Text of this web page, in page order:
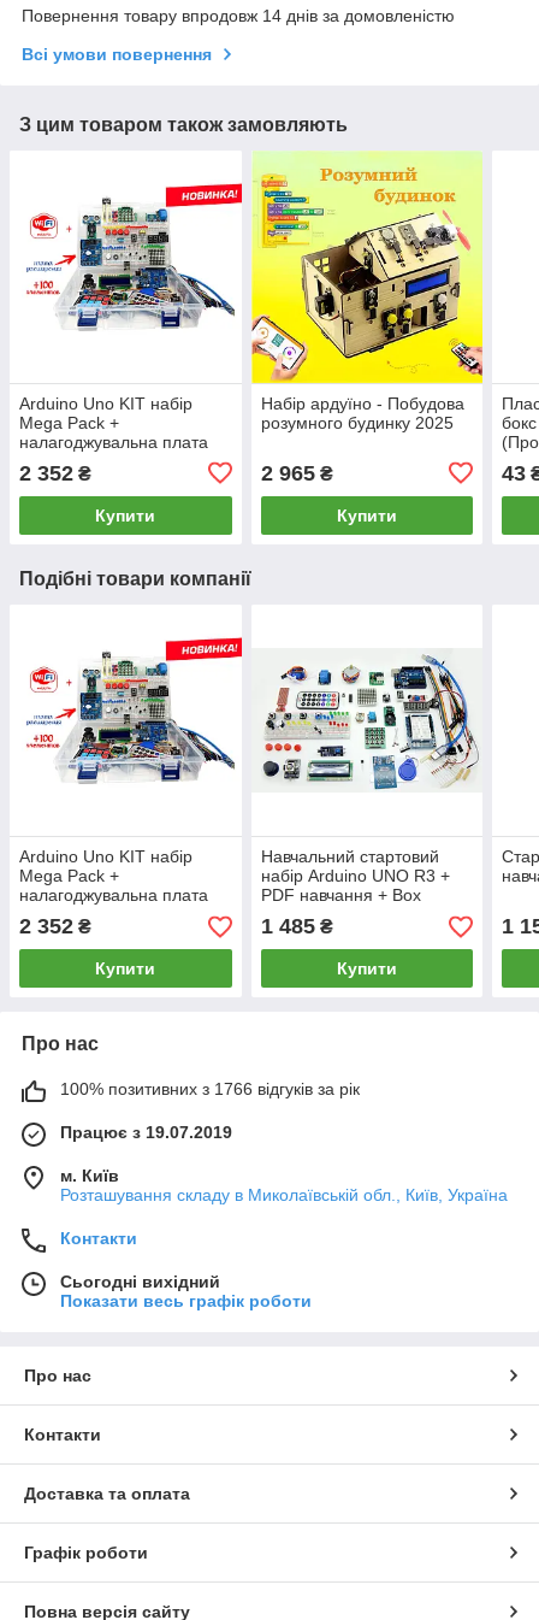
Повернення товару впродовж 14 днів за домовленістю
Всі умови повернення
З цим товаром також замовляють
Arduino Uno KIT набір
Mega Pack +
налагоджувальна плата
навчання
2 352 ₴
Купити
Набір ардуїно - Побудова
розумного будинку 2025
2 965₴
Купити
43
Подібні товари компанії
Arduino Uno KIT набір
Mega Pack +
налагоджувальна плата
стартовий набір +
навчання
2 352 ₴
Купити
Навчальний стартовий
набір Arduino UNO R3 +
PDF навчання + Box
1 485₴
Купити
1
Про нас
100% позитивних з 1766 відгуків за рік
Працює з 19.07.2019
м. Київ
Розташування складу в Миколаївській обл., Київ, Україна
Контакти
Сьогодні вихідний
Показати весь графік роботи
Про нас
Контакти
Доставка та оплата
Графік роботи
Повна версія сайту